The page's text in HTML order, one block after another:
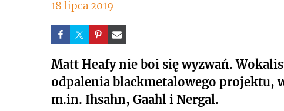
18 lipca 2019
Matt Heafy nie boi się wyzwań.
odpalenia blackmetalowego projektu,
m.in. Ihsahn, Gaahl i Nergal.